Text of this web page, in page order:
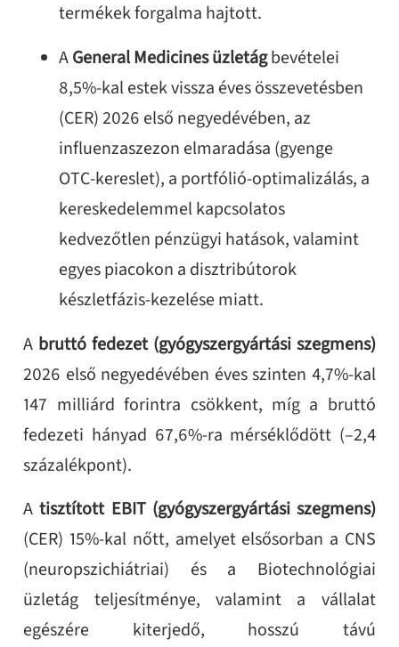
termékek forgalma hajtott.
AGeneral Medicines üzletágbevételei
8,5%-kal estek vissza éves összevetésben
(CER) 2026 első negyedévében, az
influenzaszezon elmaradása (gyenge
OTC‑kereslet), a portfólió‑optimalizálás, a
kereskedelemmel kapcsolatos
kedvezőtlen pénzügyi hatások, valamint
egyes piacokon a disztribútorok
készletfázis‑kezelése miatt.
A bruttó fedezet (gyógyszergyártási szegmens)
2026 első negyedévében éves szinten 4,7%-kal
147 milliárd forintra csökkent, míg a bruttó
fedezeti hányad 67,6%-ra mérséklődött (–2,4
százalékpont).
Atisztított EBIT (gyógyszergyártási szegmens)
(CER) 15%-kal nőtt, amelyet elsősorban a CNS
(neuropszichiátriai) és a Biotechnológiai
üzletág teljesítménye, valamint a vállalat
egészére kiterjedő, hosszú távú